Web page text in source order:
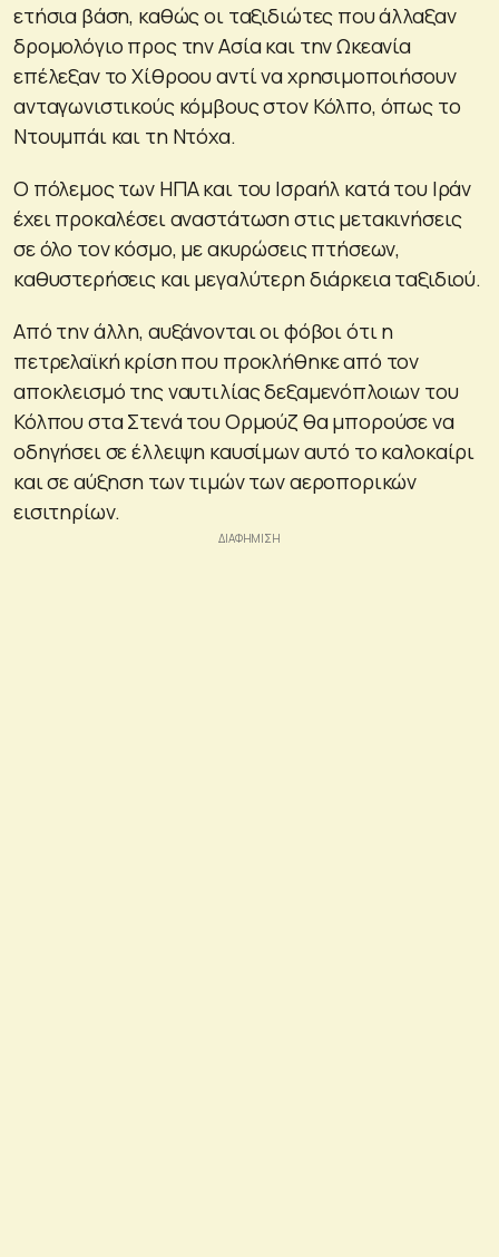
ετήσια βάση, καθώς οι ταξιδιώτες που άλλαξαν
δρομολόγιο προς την Ασία και την Ωκεανία
επέλεξαν το Χίθροου αντί να χρησιμοποιήσουν
ανταγωνιστικούς κόμβους στον Κόλπο, όπως το
Ντουμπάι και τη Ντόχα.
Ο πόλεμος των ΗΠΑ και του Ισραήλ κατά του Ιράν
έχει προκαλέσει αναστάτωση στις μετακινήσεις
σε όλο τον κόσμο, με ακυρώσεις πτήσεων,
καθυστερήσεις και μεγαλύτερη διάρκεια ταξιδιού.
Από την άλλη, αυξάνονται οι φόβοι ότι η
πετρελαϊκή κρίση που προκλήθηκε από τον
αποκλεισμό της ναυτιλίας δεξαμενόπλοιων του
Κόλπου στα Στενά του Ορμούζ θα μπορούσε να
οδηγήσει σε έλλειψη καυσίμων αυτό το καλοκαίρι
και σε αύξηση των τιμών των αεροπορικών
εισιτηρίων.